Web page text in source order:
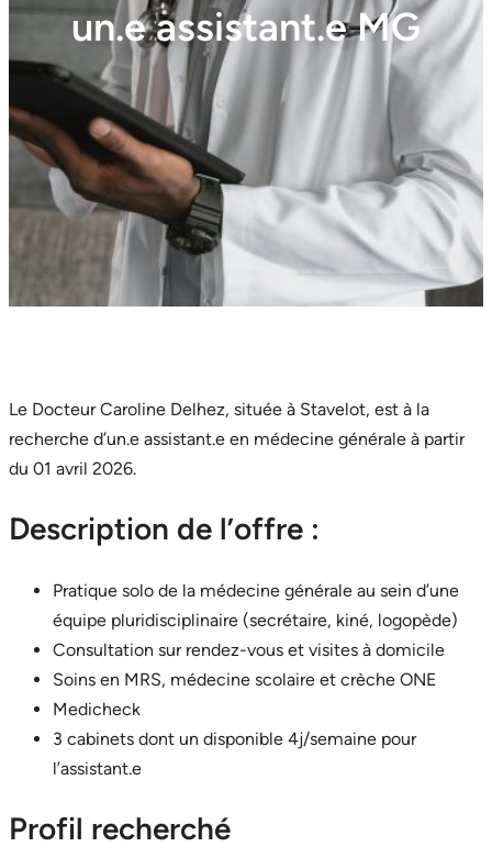
un.e assistant.e MG
Le Docteur Caroline Delhez, située à Stavelot, est à la
recherche d’un.e assistant.e en médecine générale à partir
du 01 avril 2026.
Description de l’offre :
Pratique solo de la médecine générale au sein d’une
équipe pluridisciplinaire (secrétaire, kiné, logopède)
Consultation sur rendez-vous et visites à domicile
Soins en MRS, médecine scolaire et crèche ONE
Medicheck
3 cabinets dont un disponible 4j/semaine pour
l’assistant.e
Profil recherché